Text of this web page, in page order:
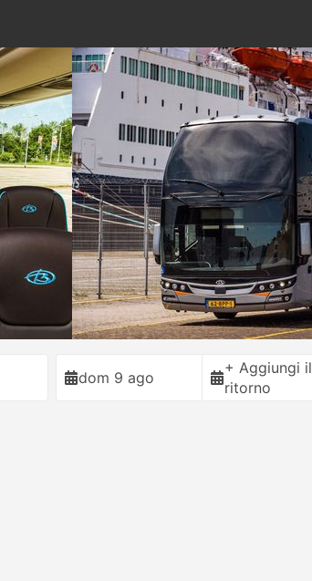
dom 9 ago
+ Aggiungi il
ritorno